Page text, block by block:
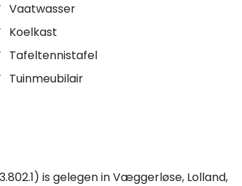
Vaatwasser
Koelkast
Tafeltennistafel
Tuinmeubilair
is gelegen in Væggerløse, Lolland,